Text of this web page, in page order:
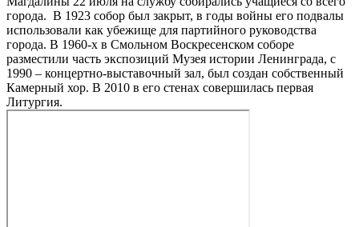
города. В 1923 собор был закрыт, в годы войны его подвалы
использовали как убежище для партийного руководства
города. В 1960-х в Смольном Воскресенском соборе
разместили часть экспозиций Музея истории Ленинграда, с
1990 – концертно-выставочный зал, был создан собственный
Камерный хор. В 2010 в его стенах совершилась первая
Литургия.